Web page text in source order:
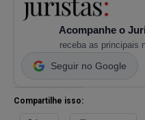
Acompanhe o
receba as principais
Seguir no Google
Compartilhe isso: